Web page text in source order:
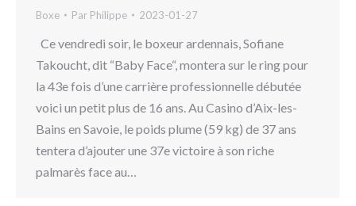
Boxe Par Philippe 2023-01-27
Ce vendredi soir, le boxeur ardennais, Sofiane
Takoucht, dit “Baby Face“, montera sur le ring pour
la 43e fois d’une carrière professionnelle débutée
voici un petit plus de 16 ans. Au Casino d’Aix-les-
Bains en Savoie, le poids plume (59 kg) de 37 ans
tentera d’ajouter une 37e victoire à son riche
palmarès face au…